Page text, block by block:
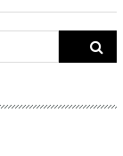
Search
for: